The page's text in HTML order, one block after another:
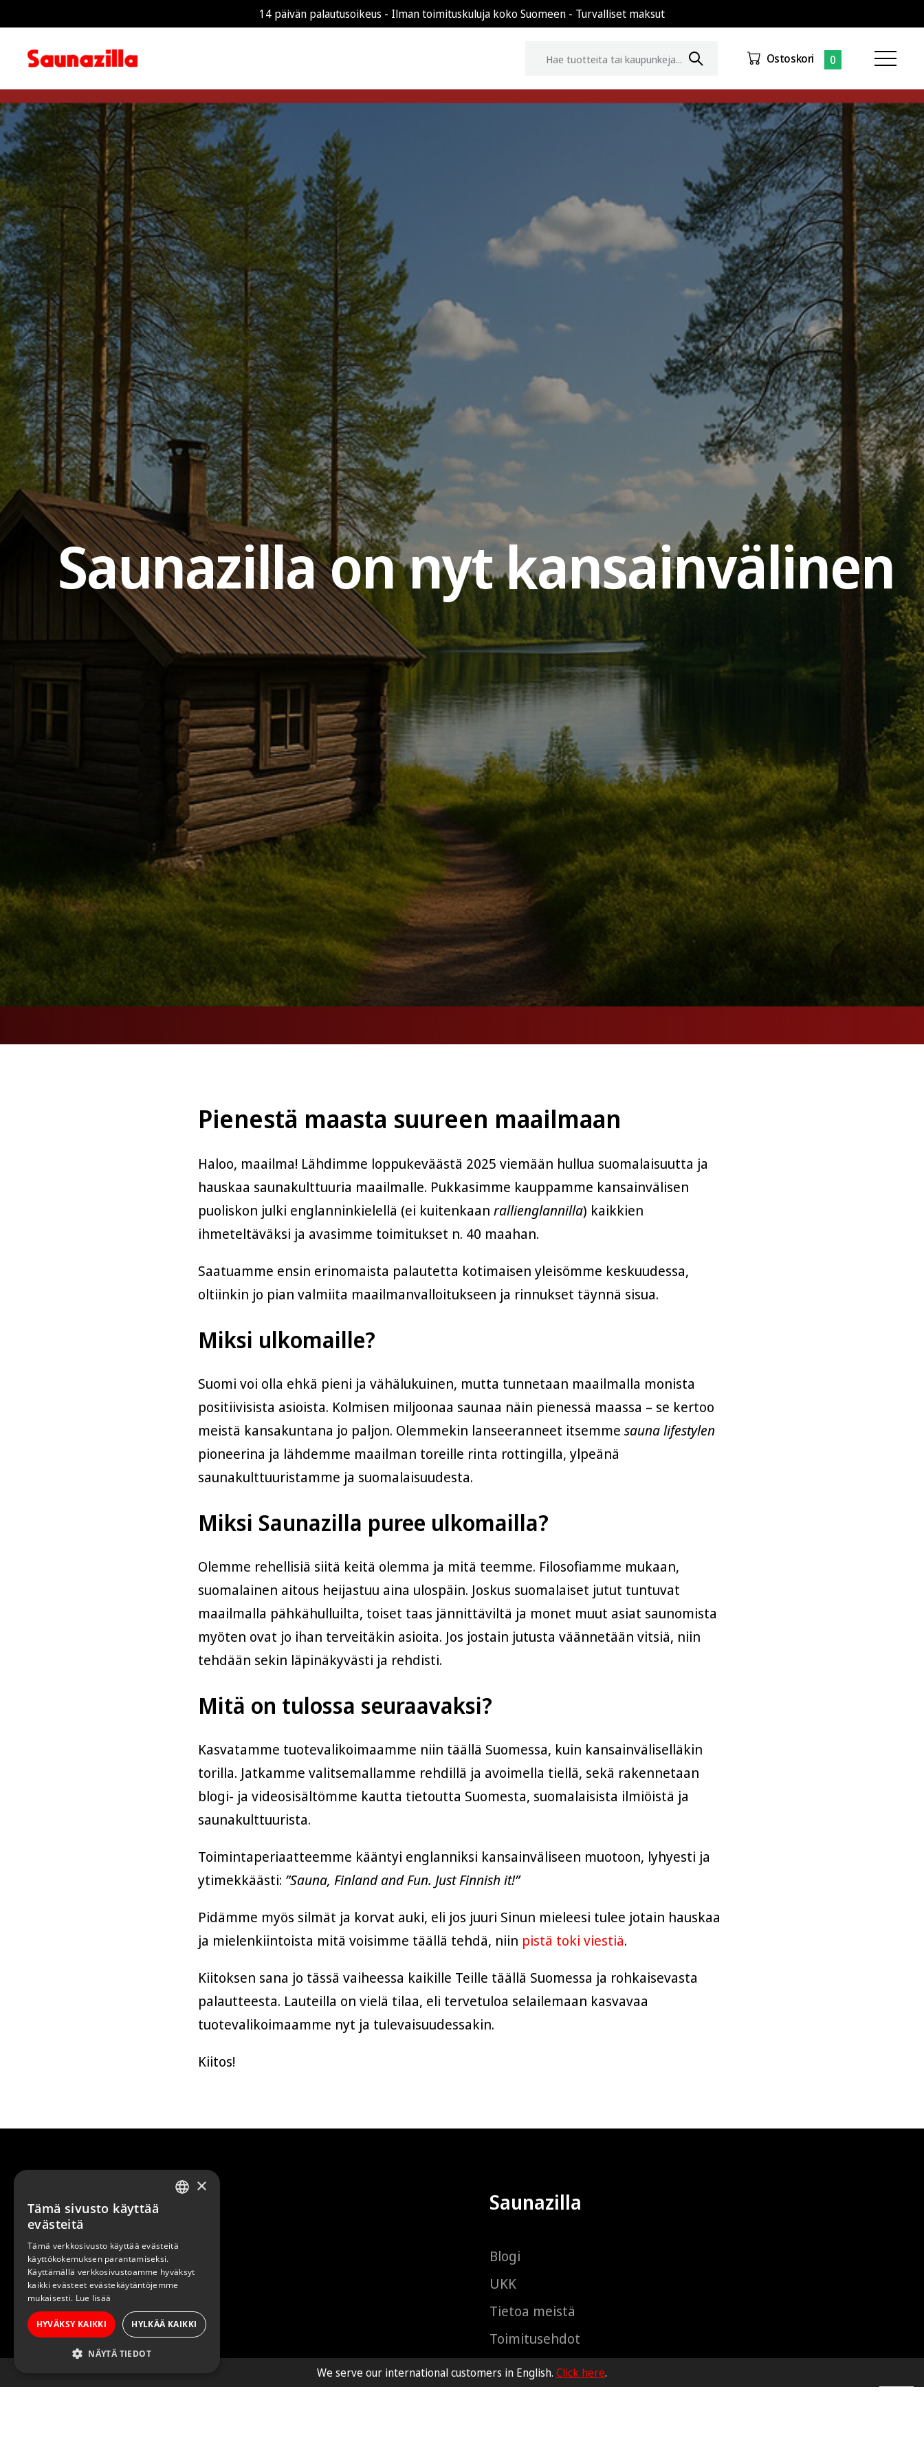
14 päivän palautusoikeus - Ilman toimituskuluja koko Suomeen - Turvalliset maksut
Ostoskori 0
Saunazilla on nyt kansainvälinen
Pienestä maasta suureen maailmaan
Haloo, maailma! Lähdimme loppukeväästä 2025 viemään hullua suomalaisuutta ja
hauskaa saunakulttuuria maailmalle. Pukkasimme kauppamme kansainvälisen
puoliskon julki englanninkielellä (ei kuitenkaan rallienglannilla) kaikkien
ihmeteltäväksi ja avasimme toimitukset n. 40 maahan.
Saatuamme ensin erinomaista palautetta kotimaisen yleisömme keskuudessa,
oltiinkin jo pian valmiita maailmanvalloitukseen ja rinnukset täynnä sisua.
Miksi ulkomaille?
Suomi voi olla ehkä pieni ja vähälukuinen, mutta tunnetaan maailmalla monista
positiivisista asioista. Kolmisen miljoonaa saunaa näin pienessä maassa – se kertoo
meistä kansakuntana jo paljon. Olemmekin lanseeranneet itsemme sauna lifestylen
pioneerina ja lähdemme maailman toreille rinta rottingilla, ylpeänä
saunakulttuuristamme ja suomalaisuudesta.
Miksi Saunazilla puree ulkomailla?
Olemme rehellisiä siitä keitä olemma ja mitä teemme. Filosofiamme mukaan,
suomalainen aitous heijastuu aina ulospäin. Joskus suomalaiset jutut tuntuvat
maailmalla pähkähulluilta, toiset taas jännittäviltä ja monet muut asiat saunomista
myöten ovat jo ihan terveitäkin asioita. Jos jostain jutusta väännetään vitsiä, niin
tehdään sekin läpinäkyvästi ja rehdisti.
Mitä on tulossa seuraavaksi?
Kasvatamme tuotevalikoimaamme niin täällä Suomessa, kuin kansainväliselläkin
torilla. Jatkamme valitsemallamme rehdillä ja avoimella tiellä, sekä rakennetaan
blogi- ja videosisältömme kautta tietoutta Suomesta, suomalaisista ilmiöistä ja
saunakulttuurista.
Toimintaperiaatteemme kääntyi englanniksi kansainväliseen muotoon, lyhyesti ja
ytimekkäästi: ”Sauna, Finland and Fun. Just Finnish it!”
Pidämme myös silmät ja korvat auki, eli jos juuri Sinun mieleesi tulee jotain hauskaa
ja mielenkiintoista mitä voisimme täällä tehdä, niin pistä toki viestiä.
Kiitoksen sana jo tässä vaiheessa kaikille Teille täällä Suomessa ja rohkaisevasta
palautteesta. Lauteilla on vielä tilaa, eli tervetuloa selailemaan kasvavaa
tuotevalikoimaamme nyt ja tulevaisuudessakin.
Kiitos!
Kauppa
Suomi paidat
Sauna-aiheiset paidat
Kaupunkipaidat
Jääkiekko-aiheiset tuotteet
Saunazilla
Blogi
UKK
Tietoa meistä
Toimitusehdot
Uutiskirje
We serve our international customers in English. Click here.
×
Tämä sivusto käyttää
evästeitä
Tämä verkkosivusto käyttää evästeitä
käyttökokemuksen parantamiseksi.
Käyttämällä verkkosivustoamme hyväksyt
kaikki evästeet evästekäytäntöjemme
mukaisesti. Lue lisää
HYVÄKSY KAIKKI HYLKÄÄ KAIKKI
NÄYTÄ TIEDOT